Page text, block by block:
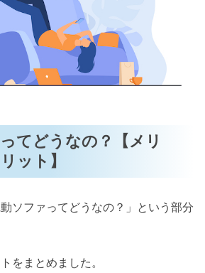
てどうなの？【メリ
ット】
ソファってどうなの？」という部分
をまとめました。